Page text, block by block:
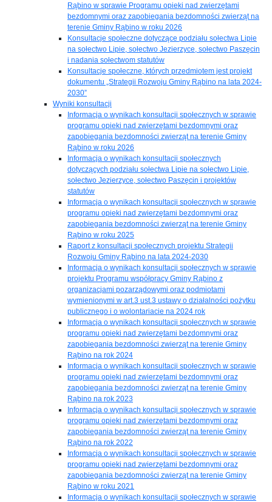
Rąbino w sprawie Programu opieki nad zwierzętami
bezdomnymi oraz zapobiegania bezdomności zwierząt na
terenie Gminy Rąbino w roku 2026
Konsultacje społeczne dotyczące podziału sołectwa Lipie
na sołectwo Lipie, sołectwo Jezierzyce, sołectwo Paszęcin
i nadania sołectwom statutów
Konsultacje społeczne, których przedmiotem jest projekt
dokumentu „Strategii Rozwoju Gminy Rąbino na lata 2024-
2030”
Wyniki konsultacji
Informacja o wynikach konsultacji społecznych w sprawie
programu opieki nad zwierzętami bezdomnymi oraz
zapobiegania bezdomności zwierząt na terenie Gminy
Rąbino w roku 2026
Informacja o wynikach konsultacji społecznych
dotyczących podziału sołectwa Lipie na sołectwo Lipie,
sołectwo Jezierzyce, sołectwo Paszęcin i projektów
statutów
Informacja o wynikach konsultacji społecznych w sprawie
programu opieki nad zwierzętami bezdomnymi oraz
zapobiegania bezdomności zwierząt na terenie Gminy
Rąbino w roku 2025
Raport z konsultacji społecznych projektu Strategii
Rozwoju Gminy Rąbino na lata 2024-2030
Informacja o wynikach konsultacji społecznych w sprawie
projektu Programu współpracy Gminy Rąbino z
organizacjami pozarządowymi oraz podmiotami
wymienionymi w art.3 ust.3 ustawy o działalności pożytku
publicznego i o wolontariacie na 2024 rok
Informacja o wynikach konsultacji społecznych w sprawie
programu opieki nad zwierzętami bezdomnymi oraz
zapobiegania bezdomności zwierząt na terenie Gminy
Rąbino na rok 2024
Informacja o wynikach konsultacji społecznych w sprawie
programu opieki nad zwierzętami bezdomnymi oraz
zapobiegania bezdomności zwierząt na terenie Gminy
Rąbino na rok 2023
Informacja o wynikach konsultacji społecznych w sprawie
programu opieki nad zwierzętami bezdomnymi oraz
zapobiegania bezdomności zwierząt na terenie Gminy
Rąbino na rok 2022
Informacja o wynikach konsultacji społecznych w sprawie
programu opieki nad zwierzętami bezdomnymi oraz
zapobiegania bezdomności zwierząt na terenie Gminy
Rąbino w roku 2021
Informacja o wynikach konsultacji społecznych w sprawie